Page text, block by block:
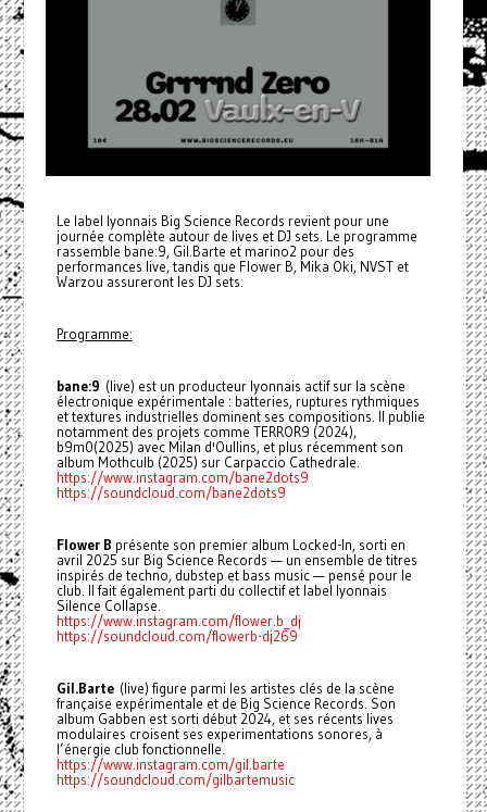
Le label lyonnais Big Science Records revient pour une
journée complète autour de lives et DJ sets. Le programme
rassemble bane:9, Gil.Barte et marino2 pour des
performances live, tandis que Flower B, Mika Oki, NVST et
Warzou assureront les DJ sets.
Programme:
bane:9 (live) est un producteur lyonnais actif sur la scène
électronique expérimentale : batteries, ruptures rythmiques
et textures industrielles dominent ses compositions. Il publie
notamment des projets comme TERROR9 (2024),
b9m0(2025) avec Milan d'Oullins, et plus récemment son
album Mothculb (2025) sur Carpaccio Cathedrale.
https://www.instagram.com/bane2dots9
https://soundcloud.com/bane2dots9
Flower B présente son premier album Locked-In, sorti en
avril 2025 sur Big Science Records — un ensemble de titres
inspirés de techno, dubstep et bass music — pensé pour le
club. Il fait également parti du collectif et label lyonnais
Silence Collapse.
https://www.instagram.com/flower.b_dj
https://soundcloud.com/flowerb-dj269
Gil.Barte(live) figure parmi les artistes clés de la scène
française expérimentale et de Big Science Records. Son
album Gabben est sorti début 2024, et ses récents lives
modulaires croisent ses experimentations sonores, à
l’énergie club fonctionnelle.
https://www.instagram.com/gil.barte
https://soundcloud.com/gilbartemusic